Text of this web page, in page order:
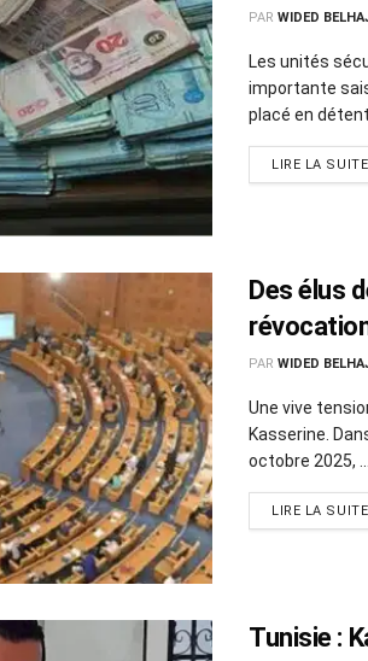
domicile
prison
PAR WIDED
Les unités
importante
placé en
LIRE LA SUITE
Des élus
PAR WIDED
Une vive
Kasserine.
octobre 2025, ...
LIRE LA SUITE
Tunisie :